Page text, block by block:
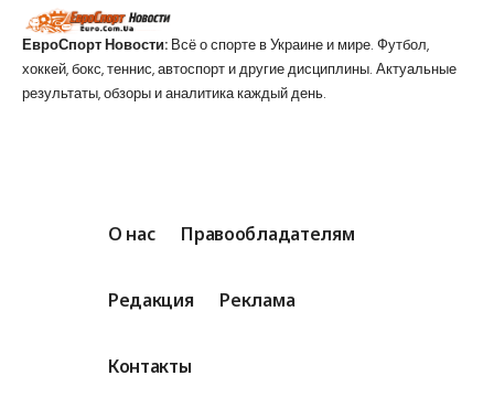
ЕвроСпорт Новости: Всё о спорте в Украине и мире. Футбол,
хоккей, бокс, теннис, автоспорт и другие дисциплины. Актуальные
результаты, обзоры и аналитика каждый день.
О нас Правообладателям
Редакция Реклама
Контакты